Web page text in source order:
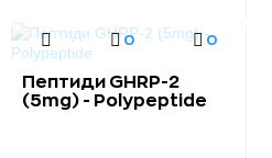
0 0
Пептиди GHRP-2
(5mg) - Polypeptide